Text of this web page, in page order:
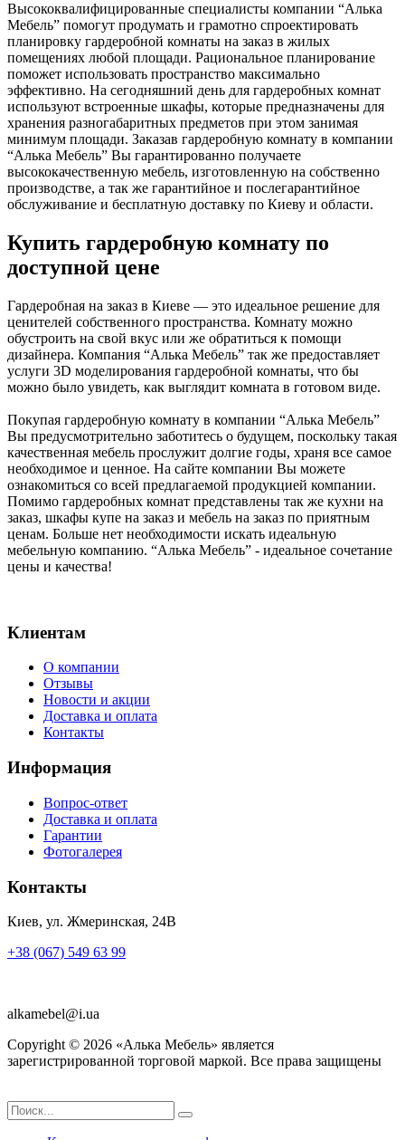
Высококвалифицированные специалисты компании “Алька
Мебель” помогут продумать и грамотно спроектировать
планировку гардеробной комнаты на заказ в жилых
помещениях любой площади. Рациональное планирование
поможет использовать пространство максимально
эффективно. На сегодняшний день для гардеробных комнат
используют встроенные шкафы, которые предназначены для
хранения разногабаритных предметов при этом занимая
минимум площади. Заказав гардеробную комнату в компании
“Алька Мебель” Вы гарантированно получаете
высококачественную мебель, изготовленную на собственно
производстве, а так же гарантийное и послегарантийное
обслуживание и бесплатную доставку по Киеву и области.
Купить гардеробную комнату по
доступной цене
Гардеробная на заказ в Киеве — это идеальное решение для
ценителей собственного пространства. Комнату можно
обустроить на свой вкус или же обратиться к помощи
дизайнера. Компания “Алька Мебель” так же предоставляет
услуги 3D моделирования гардеробной комнаты, что бы
можно было увидеть, как выглядит комната в готовом виде.
Покупая гардеробную комнату в компании “Алька Мебель”
Вы предусмотрительно заботитесь о будущем, поскольку такая
качественная мебель прослужит долгие годы, храня все самое
необходимое и ценное. На сайте компании Вы можете
ознакомиться со всей предлагаемой продукцией компании.
Помимо гардеробных комнат представлены так же кухни на
заказ, шкафы купе на заказ и мебель на заказ по приятным
ценам. Больше нет необходимости искать идеальную
мебельную компанию. “Алька Мебель” - идеальное сочетание
цены и качества!
Клиентам
О компании
Отзывы
Новости и акции
Доставка и оплата
Контакты
Информация
Вопрос-ответ
Доставка и оплата
Гарантии
Фотогалерея
Контакты
Киев, ул. Жмеринская, 24В
+38 (067) 549 63 99
alkamebel@i.ua
Copyright © 2026 «Алька Мебель» является
зарегистрированной торговой маркой. Все права защищены